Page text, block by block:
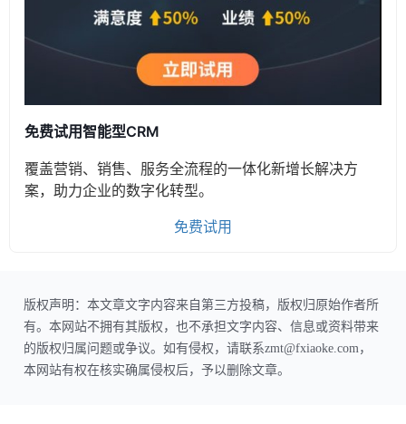
免费试用智能型CRM
覆盖营销、销售、服务全流程的一体化新增长解决方
案，助力企业的数字化转型。
免费试用
版权声明：本文章文字内容来自第三方投稿，版权归原始作者所
有。本网站不拥有其版权，也不承担文字内容、信息或资料带来
的版权归属问题或争议。如有侵权，请联系zmt@fxiaoke.com，
本网站有权在核实确属侵权后，予以删除文章。